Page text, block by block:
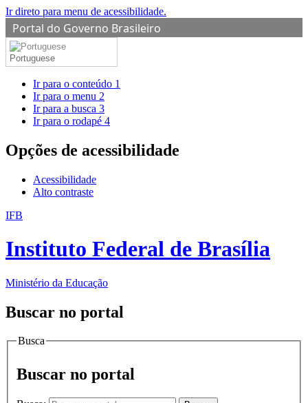
Ir direto para menu de acessibilidade.
Portal do Governo Brasileiro
Portuguese
Ir para o conteúdo 1
Ir para o menu 2
Ir para a busca 3
Ir para o rodapé 4
Opções de acessibilidade
Acessibilidade
Alto contraste
IFB
Instituto Federal de Brasília
Ministério da Educação
Buscar no portal
Busca
Buscar no portal